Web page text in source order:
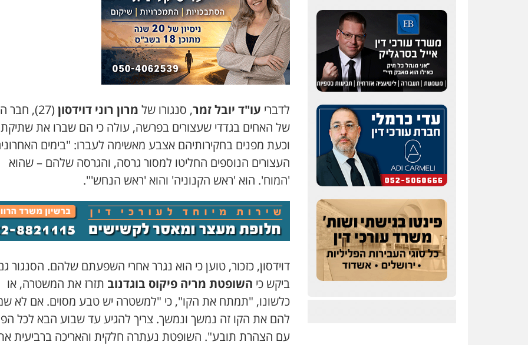
לדברי עו"ד יובל זמר, סנגורו של מרון רוני דוידסון
(27), חבר
של האחים בגדדי שעצורים בפרשה, עולה כי הם שברו את
וכעת מפנים בחקירותיהם אצבע מאשימה לעברו: "בימים
העצורים הנוספים החליטו למסור גרסה, והגרסה שלהם – שהוא
'המוח'. הוא 'ראש הקנוניה' והוא 'ראש הנחש'".
דוידסון, כזכור, טוען כי הוא נגרר אחרי השפעתם שלהם. הסנגור
ביקש כי השופטת מריה פיקוס בוגדנוב תזרז את המשטרה, או
כלשונו, "תמתח את הקו", כי "למשטרה יש טבע מסוים. אם לא
להם את הקו זה נמשך ונמשך. צריך להגיע עד שבוע הבא לכל
עם הצהרת תובע". השופטת נעתרה חלקית והאריכה ברביעית